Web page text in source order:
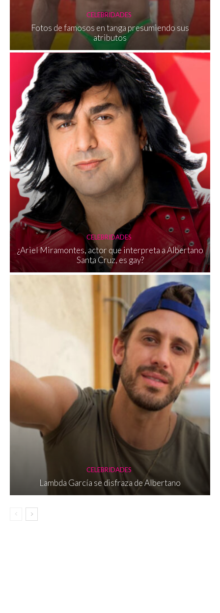
CELEBRIDADES
Fotos de famosos en tanga presumiendo sus
atributos
CELEBRIDADES
¿Ariel Miramontes, actor que interpreta a Albertano
Santa Cruz, es gay?
CELEBRIDADES
Lambda García se disfraza de Albertano